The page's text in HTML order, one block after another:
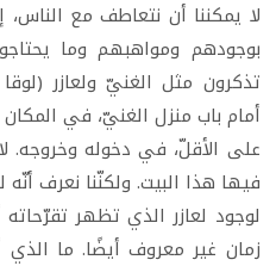
لا يمكننا أن نتعاطف مع
بوجودهم ومواهبهم وما
أمام باب منزل الغنيّ، في
على الأقلّ، في دخوله وخروجه.
فيها هذا البيت. ولكنّنا نعرف أنّه
لوجود لعازر الذي تظهر
زمان غير معروف أيضًا. ما